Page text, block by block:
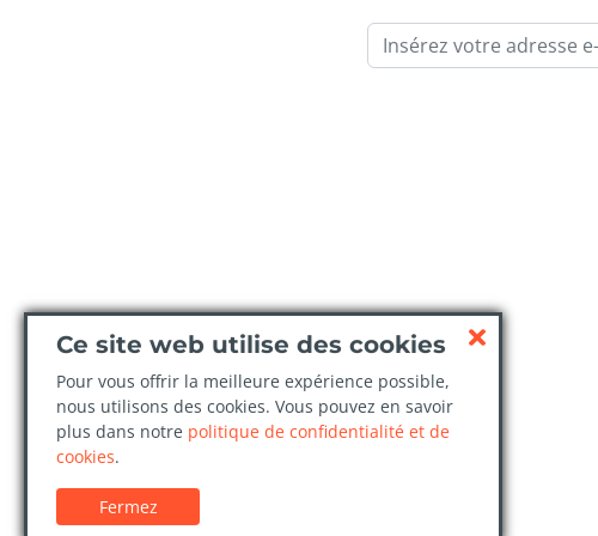
Email
Ce site web utilise des cookies
Pour vous offrir la meilleure expérience possible,
nous utilisons des cookies. Vous pouvez en savoir
plus dans notre politique de confidentialité et de
cookies.
Fermez